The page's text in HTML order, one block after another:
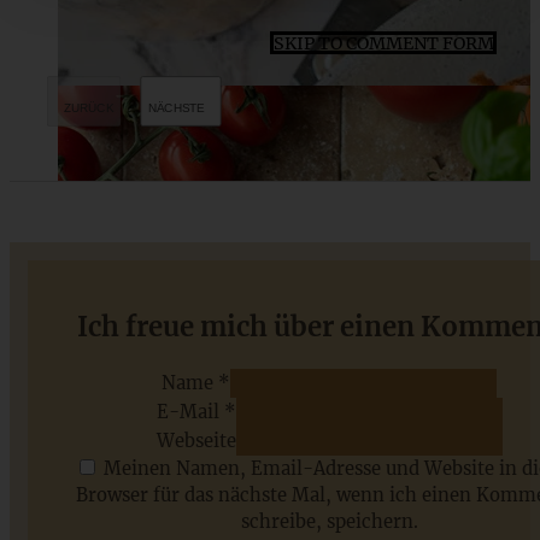
Vegane fudgy Brownies mit Pekannüssen und E-Book
Saisonale Rezepte im Juli - meine 7 sommerlichen
SKIP TO COMMENT FORM
Ich freue mich über einen
Name *
E-Mail *
Webseite
Meinen Namen, Email-Adresse und Website in
Browser für das nächste Mal, wenn ich einen
schreibe, speichern.